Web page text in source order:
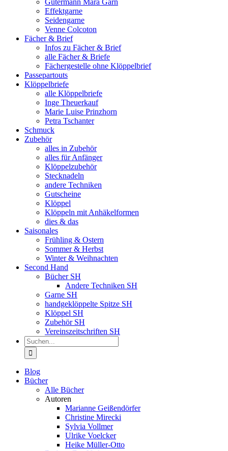
Gütermann Mara Garn
Effektgarne
Seidengarne
Venne Colcoton
Fächer & Brief
Infos zu Fächer & Brief
alle Fächer & Briefe
Fächergestelle ohne Klöppelbrief
Passepartouts
Klöppelbriefe
alle Klöppelbriefe
Inge Theuerkauf
Marie Luise Prinzhorn
Petra Tschanter
Schmuck
Zubehör
alles in Zubehör
alles für Anfänger
Klöppelzubehör
Stecknadeln
andere Techniken
Gutscheine
Klöppel
Klöppeln mit Anhäkelformen
dies & das
Saisonales
Frühling & Ostern
Sommer & Herbst
Winter & Weihnachten
Second Hand
Bücher SH
Andere Techniken SH
Garne SH
handgeklöppelte Spitze SH
Klöppel SH
Zubehör SH
Vereinszeitschriften SH
Suche
nach:
Blog
Bücher
Alle Bücher
Autoren
Marianne Geißendörfer
Christine Mirecki
Sylvia Vollmer
Ulrike Voelcker
Heike Müller-Otto